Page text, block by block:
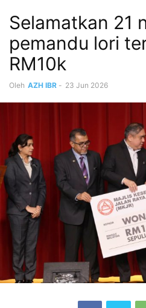
Selamatkan 21
pemandu lori
RM10k
Oleh AZH IBR - 23 Jun 2026